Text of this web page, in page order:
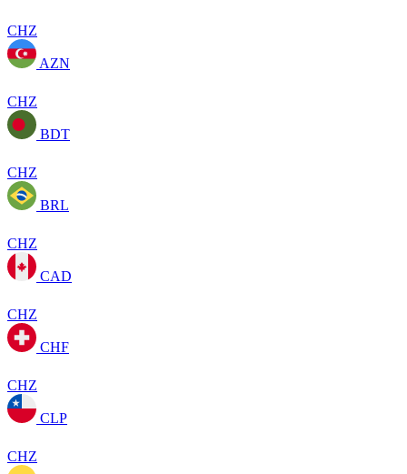
CHZ
AZN
CHZ
BDT
CHZ
BRL
CHZ
CAD
CHZ
CHF
CHZ
CLP
CHZ